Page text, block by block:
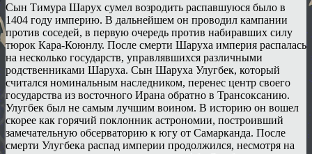
Сын Тимура Шарух сумел возродить распавшуюся было в
1404 году империю. В дальнейшем он проводил кампании
против соседей, в первую очередь против набиравших силу
тюрок Кара-Коюнлу. После смерти Шаруха империя распалась
на несколько государств, управлявшихся различными
родственниками Шаруха. Сын Шаруха Улугбек, который
считался номинальным наследником, перенес центр своего
государства из восточного Ирана обратно в Трансоксанию.
Улугбек был не самым лучшим воином. В историю он вошел
скорее как горячий поклонник астрономии, построивший
замечательную обсерваторию к югу от Самарканда. После
смерти Улугбека распад империи продолжился, несмотря на